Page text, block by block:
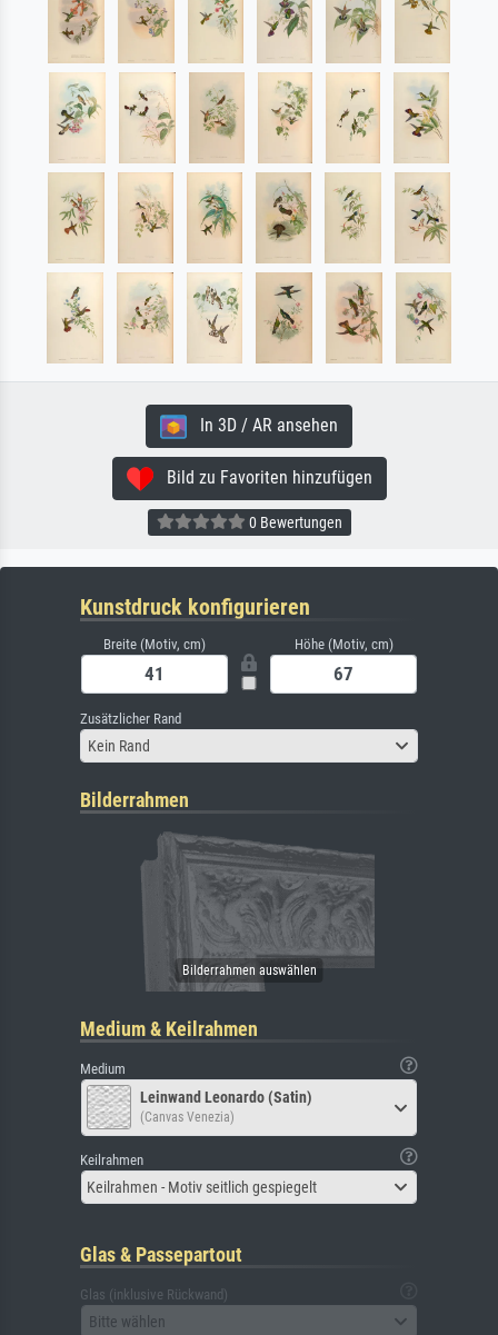
In 3D / AR ansehen
Bild zu Favoriten hinzufügen
0 Bewertungen
Kunstdruck konfigurieren
Breite (Motiv, cm) Höhe (Motiv, cm)
Zusätzlicher Rand
Kein Rand
Bilderrahmen
Medium & Keilrahmen
Medium
Leinwand Leonardo (Satin)
(Canvas Venezia)
Keilrahmen
Keilrahmen - Motiv seitlich gespiegelt
Glas & Passepartout
Glas (inklusive Rückwand)
Bitte wählen